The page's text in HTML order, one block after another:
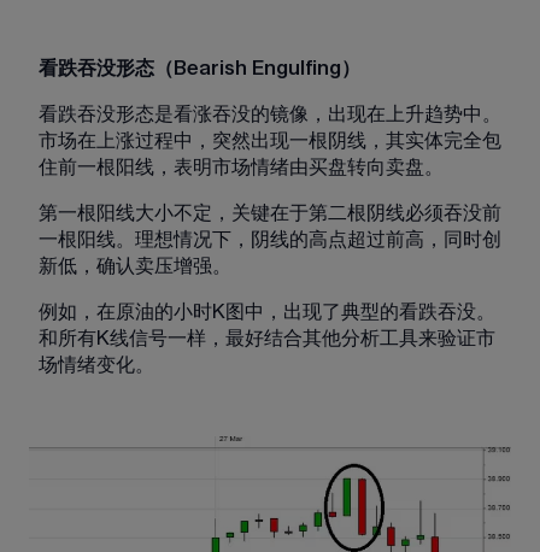
看跌吞没形态（Bearish Engulfing）
看跌吞没形态是看涨吞没的镜像，出现在上升趋势中。
市场在上涨过程中，突然出现一根阴线，其实体完全包
住前一根阳线，表明市场情绪由买盘转向卖盘。
第一根阳线大小不定，关键在于第二根阴线必须吞没前
一根阳线。理想情况下，阴线的高点超过前高，同时创
新低，确认卖压增强。
例如，在原油的小时K图中，出现了典型的看跌吞没。
和所有K线信号一样，最好结合其他分析工具来验证市
场情绪变化。